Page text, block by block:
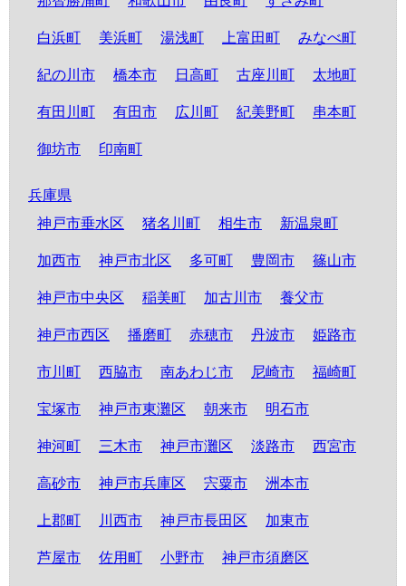
白浜町 美浜町 湯浅町 上富田町 みなべ町
紀の川市 橋本市 日高町 古座川町 太地町
有田川町 有田市 広川町 紀美野町 串本町
御坊市 印南町
兵庫県
神戸市垂水区
猪名川町 相生市 新温泉町
加西市 神戸市北区 多可町 豊岡市 篠山市
神戸市中央区 稲美町 加古川市 養父市
神戸市西区 播磨町 赤穂市 丹波市 姫路市
市川町 西脇市 南あわじ市 尼崎市 福崎町
宝塚市 神戸市東灘区 朝来市 明石市
神河町 三木市 神戸市灘区 淡路市 西宮市
高砂市 神戸市兵庫区 宍粟市 洲本市
上郡町 川西市 神戸市長田区 加東市
芦屋市 佐用町 小野市 神戸市須磨区